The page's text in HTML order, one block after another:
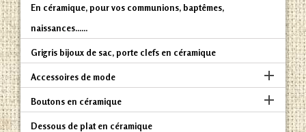
En céramique, pour vos communions, baptêmes,
naissances......
Grigris bijoux de sac, porte clefs en céramique
Accessoires de mode 
Boutons en céramique 
Dessous de plat en céramique